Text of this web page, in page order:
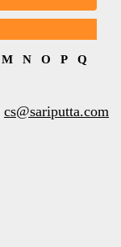
M N O P
Q
cs@sariputta.com